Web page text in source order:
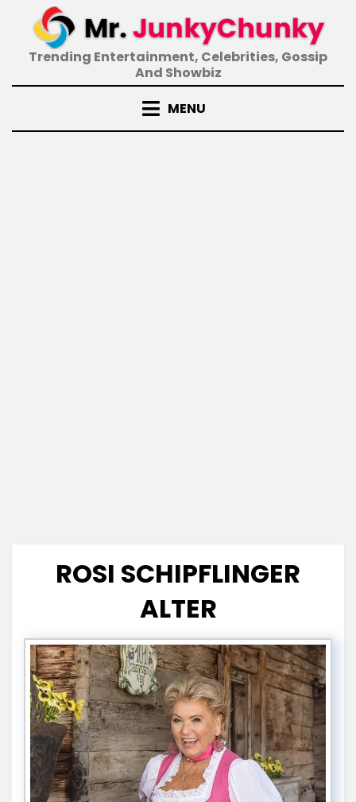
contentTrending Entertainment, Celebrities, Gossip
And Showbiz
MENU
ROSI SCHIPFLINGER
ALTER